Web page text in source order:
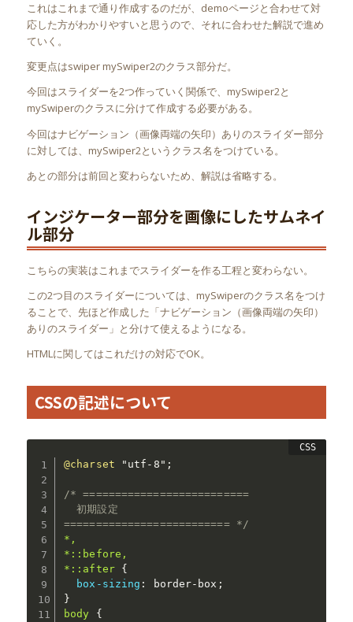
これはこれまで通り作成するのだが、demoページと合わせて対
応した方がわかりやすいと思うので、それに合わせた解説で進め
ていく。
変更点はswiper mySwiper2のクラス部分だ。
今回はスライダーを2つ作っていく関係で、mySwiper2と
mySwiperのクラスに分けて作成する必要がある。
今回はナビゲーション（画像両端の矢印）ありのスライダー部分
に対しては、mySwiper2というクラス名をつけている。
あとの部分は前回と変わらないため、解説は省略する。
インジケーター部分を画像にしたサムネイ
ル部分
こちらの実装はこれまでスライダーを作る工程と変わらない。
この2つ目のスライダーについては、mySwiperのクラス名をつけ
ることで、先ほど作成した「ナビゲーション（画像両端の矢印）
ありのスライダー」と分けて使えるようになる。
HTMLに関してはこれだけの対応でOK。
CSSの記述について
@charset "utf-8" ;
/* ==========================
  初期設定
========================== */
*,
*::before,
*::after
{
box-sizing : border-box ;
}
body
{